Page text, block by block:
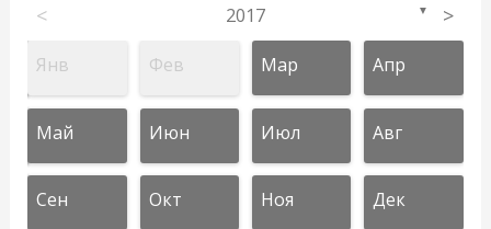
< 2017 ▼ >
Янв Фев Мар Апр
Май Июн Июл Авг
Сен Окт Ноя Дек